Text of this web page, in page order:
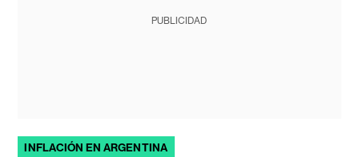
PUBLICIDAD
INFLACIÓN EN ARGENTINA